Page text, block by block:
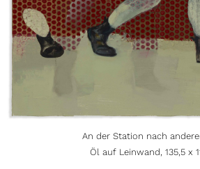
An der Station nach
Öl auf Leinwand, 135,5 x